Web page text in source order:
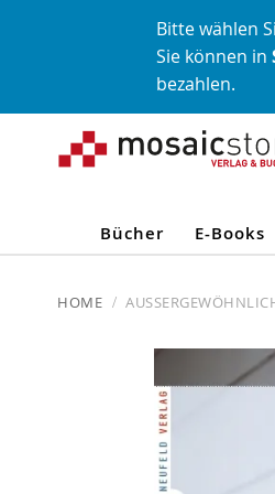
Bitte wählen
Sie können in
bezahlen.
Direkt
zum
Bücher E-Books
HOME